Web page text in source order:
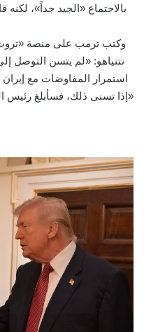
بالاجتماع «الجيد جداً»،
وكتب ترمب على منصة «تروث
نتنياهو: «لم يتسن التوصل
استمرار المفاوضات مع
«إذا تسنى ذلك، فسأبلغ رئيس